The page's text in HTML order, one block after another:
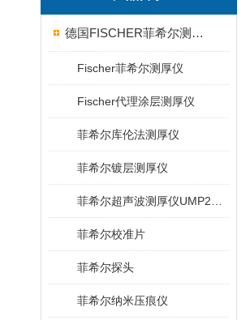
德国FISCHER菲希尔测厚仪
Fischer菲希尔测厚仪
Fischer代理涂层测厚仪
菲希尔库伦法测厚仪
菲希尔镀层测厚仪
菲希尔校准片
菲希尔探头
菲希尔纳米压痕仪